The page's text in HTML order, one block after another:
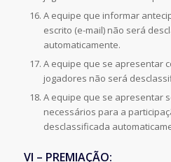
A equipe que informar
escrito (e-mail) não será
automaticamente.
A equipe que se apresentar
jogadores não será
A equipe que se apresentar
necessários para a
desclassificada
VI – PREMIAÇÃO: